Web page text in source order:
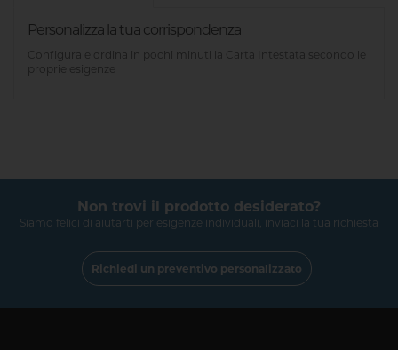
Personalizza la tua corrispondenza
Configura e ordina in pochi minuti la Carta Intestata secondo le
proprie esigenze
Non trovi il prodotto desiderato?
Siamo felici di aiutarti per esigenze individuali, inviaci la tua richiesta
Richiedi un preventivo personalizzato